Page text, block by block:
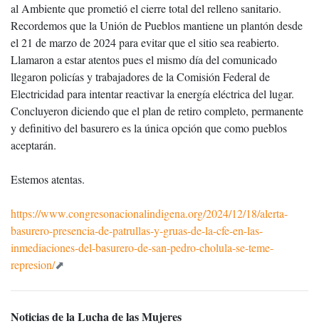
al Ambiente que prometió el cierre total del relleno sanitario.
Recordemos que la Unión de Pueblos mantiene un plantón desde
el 21 de marzo de 2024 para evitar que el sitio sea reabierto.
Llamaron a estar atentos pues el mismo día del comunicado
llegaron policías y trabajadores de la Comisión Federal de
Electricidad para intentar reactivar la energía eléctrica del lugar.
Concluyeron diciendo que el plan de retiro completo, permanente
y definitivo del basurero es la única opción que como pueblos
aceptarán.
Estemos atentas.
https://www.congresonacionalindigena.org/2024/12/18/alerta-
basurero-presencia-de-patrullas-y-gruas-de-la-cfe-en-las-
inmediaciones-del-basurero-de-san-pedro-cholula-se-teme-
represion/
Noticias de la Lucha de las Mujeres